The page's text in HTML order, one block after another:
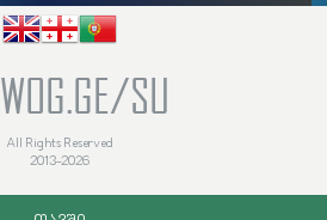
WOG.GE/SU
All Rights Reserved
2013-2026